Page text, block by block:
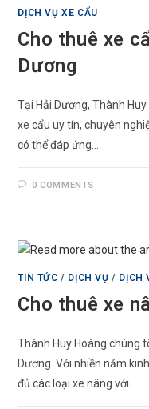
DỊCH VỤ XE CẨU
Cho thuê xe
Dương
Tại Hải Dương, Thành
xe cẩu uy tín, chuyên
có thể đáp ứng…
0 COMMENTS
TIN TỨC / DỊCH VỤ / DỊCH
Cho thuê xe
Thành Huy Hoàng chúng
Dương. Với nhiền năm
đủ các loại xe nâng với…